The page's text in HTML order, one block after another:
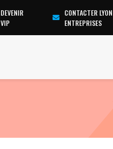
DEVENIR
VIP
CONTACTER LYON
ENTREPRISES